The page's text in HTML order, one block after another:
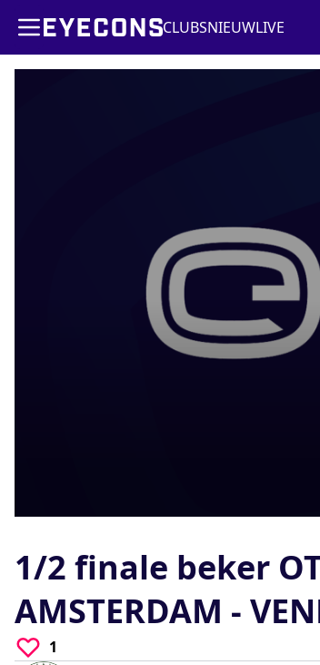
CLUBSNIEUWLIVE
0
seconds
Volume
1/2 finale beker
AMSTERDAM -
1